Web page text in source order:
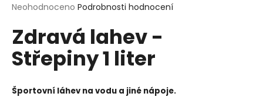
Průměrné
produktu
je
0,0
z
hvězdiček.
Neohodnoceno Podrobnosti hodnocení
Zdravá lahev -
Střepiny 1 liter
Športovní láhev na vodu a jiné nápoje.
D
o
o
r